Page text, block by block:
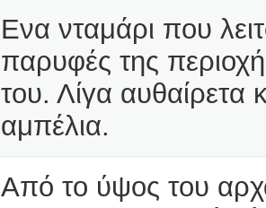
Ενα νταμάρι που
παρυφές της
του. Λίγα αυθαίρετα
αμπέλια.
Από το ύψος του